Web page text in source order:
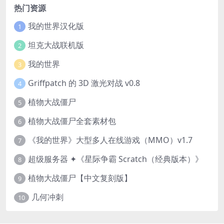
热门资源
1 我的世界汉化版
2 坦克大战联机版
3 我的世界
4 Griffpatch 的 3D 激光对战 v0.8
5 植物大战僵尸
6 植物大战僵尸全套素材包
7 《我的世界》大型多人在线游戏（MMO）v1.7
8 超级服务器 ✦《星际争霸 Scratch（经典版本）》
9 植物大战僵尸【中文复刻版】
10 几何冲刺